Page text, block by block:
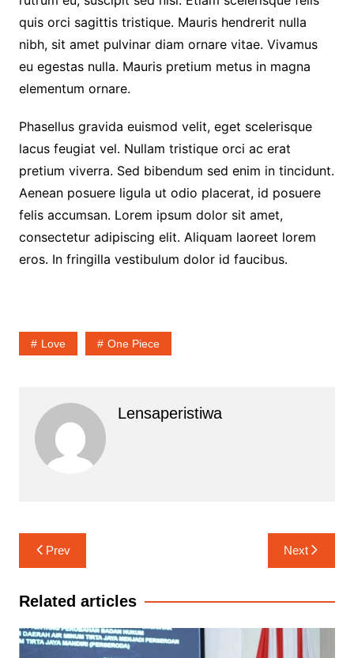
quis orci sagittis tristique. Mauris hendrerit nulla
nibh, sit amet pulvinar diam ornare vitae. Vivamus
eu egestas nulla. Mauris pretium metus in magna
elementum ornare.
Phasellus gravida euismod velit, eget scelerisque
lacus feugiat vel. Nullam tristique orci ac erat
pretium viverra. Sed bibendum sed enim in tincidunt.
Aenean posuere ligula ut odio placerat, id posuere
felis accumsan. Lorem ipsum dolor sit amet,
consectetur adipiscing elit. Aliquam laoreet lorem
eros. In fringilla vestibulum dolor id faucibus.
Love One Piece
Lensaperistiwa
Navigasi
pos
Prev Next
Related articles